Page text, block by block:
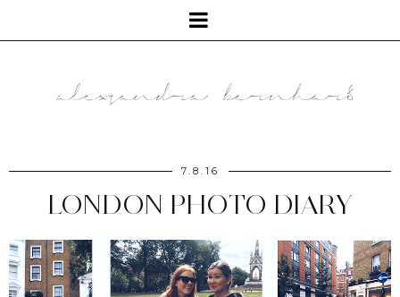
7.8.16
LONDON PHOTO DIARY